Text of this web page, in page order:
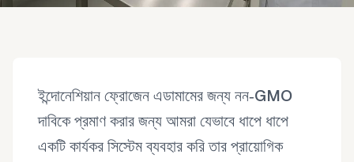
ইন্দোনেশিয়ান ফ্রোজেন এডামামের জন্য নন‑GMO
দাবিকে প্রমাণ করার জন্য আমরা যেভাবে ধাপে ধাপে
একটি কার্যকর সিস্টেম ব্যবহার করি তার প্রায়োগিক